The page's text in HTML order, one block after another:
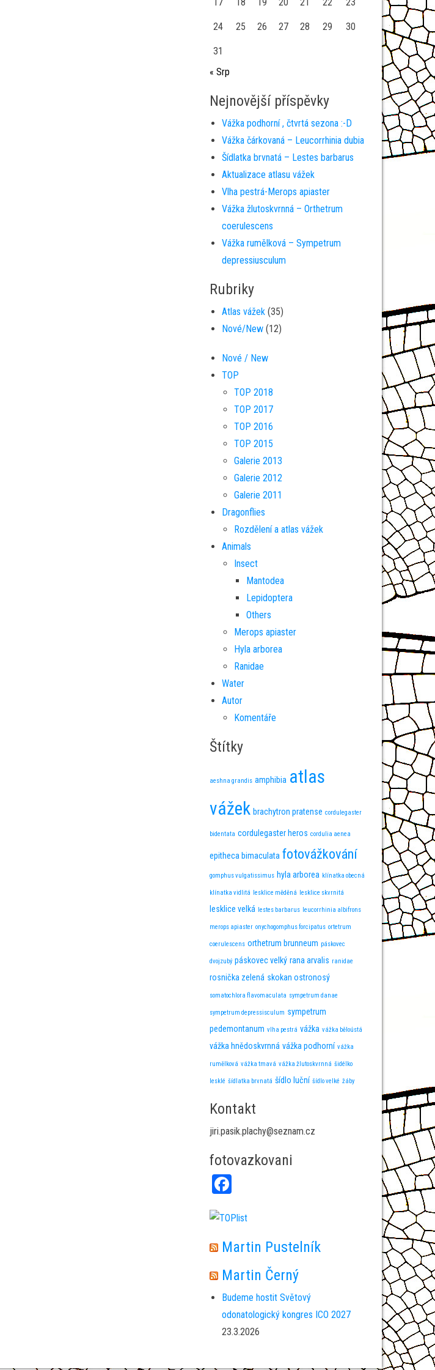
24 25 26 27 28 29 30
31
« Srp
Nejnovější příspěvky
Vážka podhorní , čtvrtá sezona :-D
Vážka čárkovaná – Leucorrhinia dubia
Šídlatka brvnatá – Lestes barbarus
Aktualizace atlasu vážek
Vlha pestrá-Merops apiaster
Vážka žlutoskvrnná – Orthetrum
coerulescens
Vážka rumělková – Sympetrum
depressiusculum
Rubriky
Atlas vážek(35)
Nové/New(12)
Nové / New
TOP
TOP 2018
TOP 2017
TOP 2016
TOP 2015
Galerie 2013
Galerie 2012
Galerie 2011
Dragonflies
Rozdělení a atlas vážek
Animals
Insect
Mantodea
Lepidoptera
Others
Merops apiaster
Hyla arborea
Ranidae
Water
Autor
Komentáře
Štítky
aeshna grandis amphibia atlas
vážek brachytron pratense cordulegaster
bidentata cordulegaster heros cordulia aenea
epitheca bimaculata fotovážkování
gomphus vulgatissimus hyla arborea klínatka obecná
klínatka vidlitá lesklice měděná lesklice skvrnitá
lesklice velká lestes barbarus leucorrhinia albifrons
merops apiaster onychogomphus forcipatus ortetrum
coerulescens orthetrum brunneum páskovec
dvojzubý páskovec velký rana arvalis ranidae
rosnička zelená skokan ostronosý
somatochlora flavomaculata sympetrum danae
sympetrum depressisculum sympetrum
pedemontanum vlha pestrá vážka vážka běloústá
vážka hnědoskvrnná vážka podhorní vážka
rumělková vážka tmavá vážka žlutoskvrnná šidélko
lesklé šídlatka brvnatá šídlo luční šídlo velké žáby
Kontakt
jiri.pasik.plachy@seznam.cz
fotovazkovani
Fa
bo
ok
Martin Pustelník
Martin Černý
Budeme hostit Světový
odonatologický kongres ICO 2027
23.3.2026